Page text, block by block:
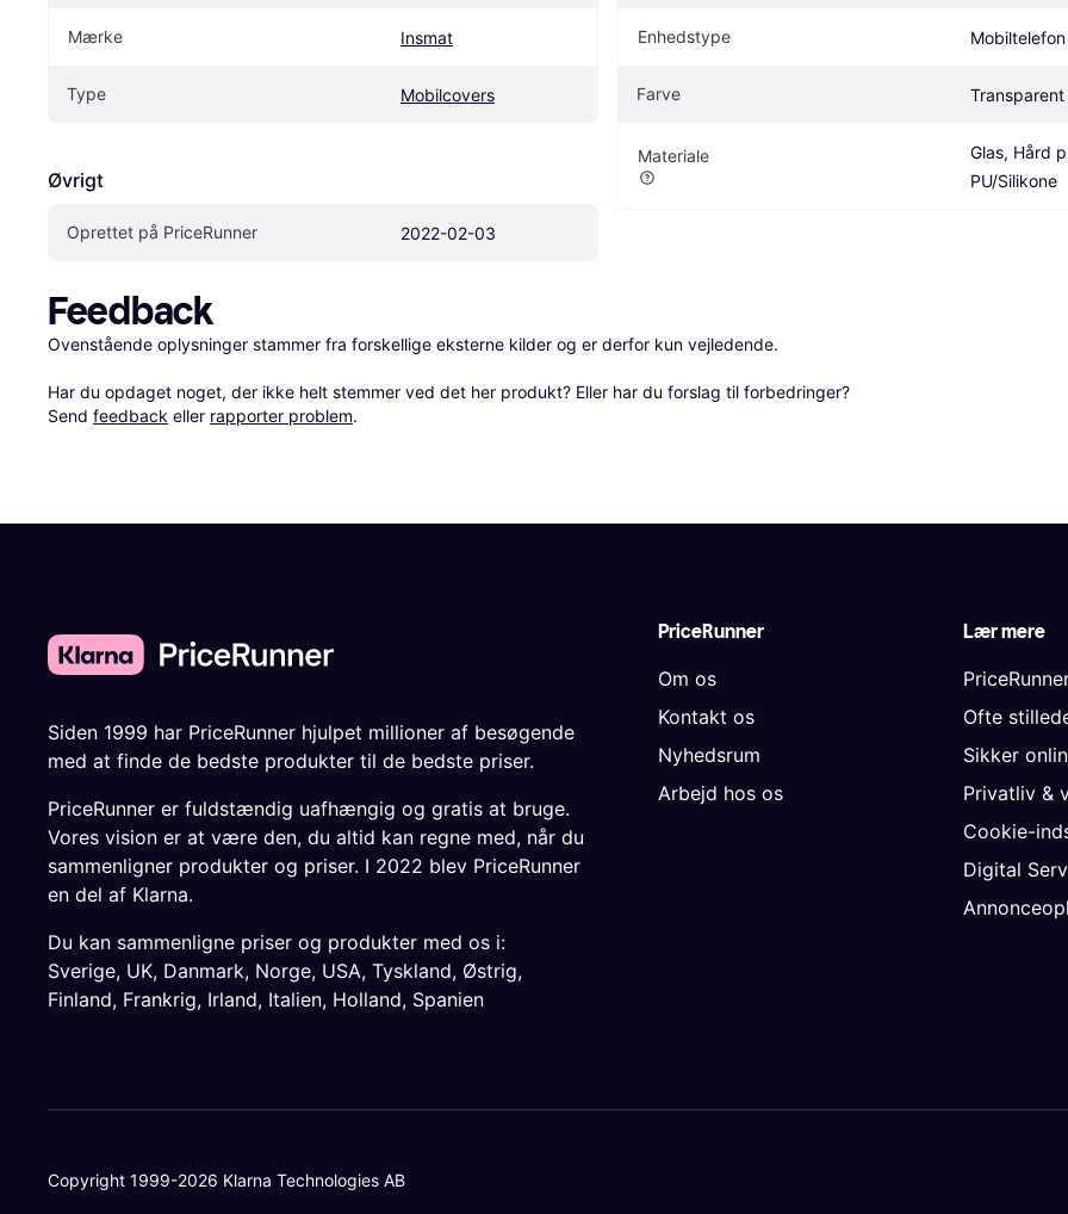
Mærke Insmat
Type Mobilcovers
Øvrigt
Oprettet på PriceRunner 2022-02-03
Enhedstype Mobiltelefon
Farve Transparent
Materiale
Glas, Hård
PU/Silikone
Feedback
Ovenstående oplysninger stammer fra forskellige eksterne kilder og er derfor kun vejledende.
Har du opdaget noget, der ikke helt stemmer ved det her produkt? Eller har du forslag til forbedringer?
Send feedback eller rapporter problem.
PriceRunner
Om os
Kontakt os
Nyhedsrum
Arbejd hos os
Lær mere
Ofte
Sikker
Privatliv &
Cookie-
Digital
Siden 1999 har PriceRunner hjulpet millioner af besøgende
med at finde de bedste produkter til de bedste priser.
PriceRunner er fuldstændig uafhængig og gratis at bruge.
Vores vision er at være den, du altid kan regne med, når du
sammenligner produkter og priser. I 2022 blev PriceRunner
en del af Klarna.
Du kan sammenligne priser og produkter med os i:
Sverige, UK, Danmark, Norge, USA, Tyskland, Østrig,
Finland, Frankrig, Irland, Italien, Holland, Spanien
Copyright 1999-2026 Klarna Technologies AB